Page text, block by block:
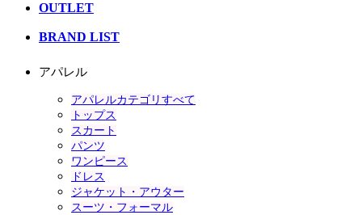
OUTLET
BRAND LIST
アパレル
アパレルカテゴリすべて
トップス
スカート
パンツ
ワンピース
ドレス
ジャケット・アウター
スーツ・フォーマル